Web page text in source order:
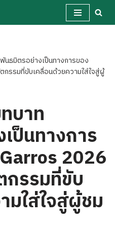
นธมิตรอย่างเป็นทางการของ
รรมที่ขับเคลื่อนด้วยความใส่ใจสู่ผู้
บาท
ป็นทางการ
2026
รรมที่ขับ
มใส่ใจสู่ผู้ชม